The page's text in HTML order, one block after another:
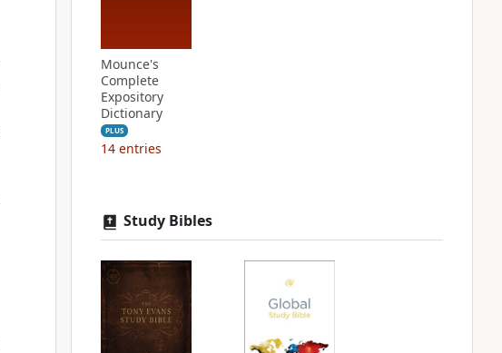
Mounce's
Complete
Expository
Dictionary
PLUS
14 entries
Study Bibles